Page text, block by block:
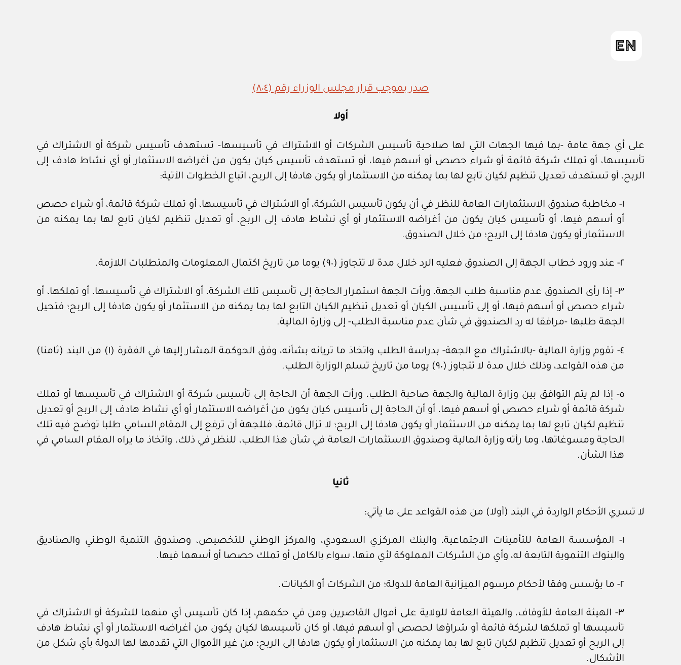
صدر بموجب قرار مجلس الوزراء رقم (٨٠٤)
أولا
على أي جهة عامة -بما فيها الجهات التي لها صلاحية تأسيس الشركات أو الاشتراك في تأسيسها- تستهدف تأسيس شركة أو الاشتراك في
تأسيسها، أو تملك شركة قائمة أو شراء حصص أو أسهم فيها، أو تستهدف تأسيس كيان يكون من أغراضه الاستثمار أو أي نشاط هادف إلى
الربح، أو تستهدف تعديل تنظيم لكيان تابع لها بما يمكنه من الاستثمار أو يكون هادفا إلى الربح، اتباع الخطوات الآتية:
١- مخاطبة صندوق الاستثمارات العامة للنظر في أن يكون تأسيس الشركة، أو الاشتراك في تأسيسها، أو تملك شركة قائمة، أو شراء حصص
أو أسهم فيها، أو تأسيس كيان يكون من أغراضه الاستثمار أو أي نشاط هادف إلى الربح، أو تعديل تنظيم لكيان تابع لها بما يمكنه من
الاستثمار أو يكون هادفا إلى الربح؛ من خلال الصندوق.
٢- عند ورود خطاب الجهة إلى الصندوق فعليه الرد خلال مدة لا تتجاوز (٩٠) يوما من تاريخ اكتمال المعلومات والمتطلبات اللازمة.
٣- إذا رأى الصندوق عدم مناسبة طلب الجهة، ورأت الجهة استمرار الحاجة إلى تأسيس تلك الشركة، أو الاشتراك في تأسيسها، أو تملكها، أو
شراء حصص أو أسهم فيها، أو إلى تأسيس الكيان أو تعديل تنظيم الكيان التابع لها بما يمكنه من الاستثمار أو يكون هادفا إلى الربح؛ فتحيل
الجهة طلبها -مرافقا له رد الصندوق في شأن عدم مناسبة الطلب- إلى وزارة المالية.
٤- تقوم وزارة المالية -بالاشتراك مع الجهة- بدراسة الطلب واتخاذ ما تريانه بشأنه، وفق الحوكمة المشار إليها في الفقرة (١) من البند (ثامنا)
من هذه القواعد، وذلك خلال مدة لا تتجاوز (٩٠) يوما من تاريخ تسلم الوزارة الطلب.
٥- إذا لم يتم التوافق بين وزارة المالية والجهة صاحبة الطلب، ورأت الجهة أن الحاجة إلى تأسيس شركة أو الاشتراك في تأسيسها أو تملك
شركة قائمة أو شراء حصص أو أسهم فيها، أو أن الحاجة إلى تأسيس كيان يكون من أغراضه الاستثمار أو أي نشاط هادف إلى الربح أو تعديل
تنظيم لكيان تابع لها بما يمكنه من الاستثمار أو يكون هادفا إلى الربح؛ لا تزال قائمة، فللجهة أن ترفع إلى المقام السامي طلبا توضح فيه تلك
الحاجة ومسوغاتها، وما رأته وزارة المالية وصندوق الاستثمارات العامة في شأن هذا الطلب، للنظر في ذلك، واتخاذ ما يراه المقام السامي في
هذا الشأن.
ثانيا
لا تسري الأحكام الواردة في البند (أولا) من هذه القواعد على ما يأتي:
١- المؤسسة العامة للتأمينات الاجتماعية، والبنك المركزي السعودي، والمركز الوطني للتخصيص، وصندوق التنمية الوطني والصناديق
والبنوك التنموية التابعة له، وأي من الشركات المملوكة لأي منها، سواء بالكامل أو تملك حصصا أو أسهما فيها.
٢- ما يؤسس وفقا لأحكام مرسوم الميزانية العامة للدولة؛ من الشركات أو الكيانات.
٣- الهيئة العامة للأوقاف، والهيئة العامة للولاية على أموال القاصرين ومن في حكمهم، إذا كان تأسيس أي منهما للشركة أو الاشتراك في
تأسيسها أو تملكها لشركة قائمة أو شراؤها لحصص أو أسهم فيها، أو كان تأسيسها لكيان يكون من أغراضه الاستثمار أو أي نشاط هادف
إلى الربح أو تعديل تنظيم لكيان تابع لها بما يمكنه من الاستثمار أو يكون هادفا إلى الربح؛ من غير الأموال التي تقدمها لها الدولة بأي شكل من
الأشكال.